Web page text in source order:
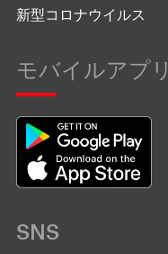
新型コロナウイルス
モバイルアプリ
SNS